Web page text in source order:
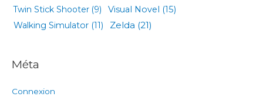
Twin Stick Shooter (9) Visual Novel (15)
Walking Simulator (11) Zelda (21)
Méta
Connexion